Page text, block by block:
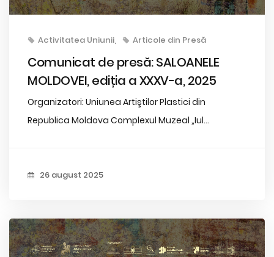
Activitatea Uniunii Articole din Presă
Comunicat de presă: SALOANELE
MOLDOVEI, ediția a XXXV-a, 2025
Organizatori: Uniunea Artiştilor Plastici din
Republica Moldova Complexul Muzeal „Iul...
26 august 2025